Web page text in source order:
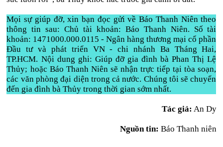
Mọi sự giúp đỡ, xin bạn đọc gửi về Báo Thanh Niên theo
thông tin sau: Chủ tài khoản: Báo Thanh Niên. Số tài
khoản: 1471000.000.0115 - Ngân hàng thương mại cổ phần
Đầu tư và phát triển VN - chi nhánh Ba Tháng Hai,
TP.HCM. Nội dung ghi: Giúp đỡ gia đình bà Phan Thị Lệ
Thủy; hoặc Báo Thanh Niên sẽ nhận trực tiếp tại tòa soạn,
các văn phòng đại diện trong cả nước. Chúng tôi sẽ chuyển
đến gia đình bà Thủy trong thời gian sớm nhất.
Tác giả: An Dy
Nguồn tin: Báo Thanh niên